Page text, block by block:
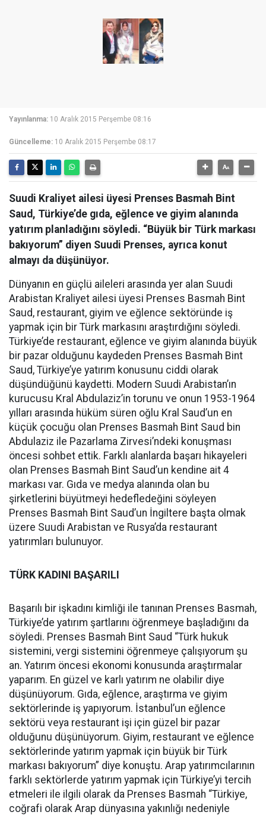
Yayınlanma: 10 Aralık 2015 Perşembe 08:16
Güncelleme: 10 Aralık 2015 Perşembe 08:17
Suudi Kraliyet ailesi üyesi Prenses Basmah Bint
Saud, Türkiye’de gıda, eğlence ve giyim alanında
yatırım planladığını söyledi. “Büyük bir Türk markası
bakıyorum” diyen Suudi Prenses, ayrıca konut
almayı da düşünüyor.
Dünyanın en güçlü aileleri arasında yer alan Suudi
Arabistan Kraliyet ailesi üyesi Prenses Basmah Bint
Saud, restaurant, giyim ve eğlence sektöründe iş
yapmak için bir Türk markasını araştırdığını söyledi.
Türkiye’de restaurant, eğlence ve giyim alanında büyük
bir pazar olduğunu kaydeden Prenses Basmah Bint
Saud, Türkiye’ye yatırım konusunu ciddi olarak
düşündüğünü kaydetti. Modern Suudi Arabistan’ın
kurucusu Kral Abdulaziz’in torunu ve onun 1953-1964
yılları arasında hüküm süren oğlu Kral Saud’un en
küçük çocuğu olan Prenses Basmah Bint Saud bin
Abdulaziz ile Pazarlama Zirvesi’ndeki konuşması
öncesi sohbet ettik. Farklı alanlarda başarı hikayeleri
olan Prenses Basmah Bint Saud’un kendine ait 4
markası var. Gıda ve medya alanında olan bu
şirketlerini büyütmeyi hedefledeğini söyleyen
Prenses Basmah Bint Saud’un İngiltere başta olmak
üzere Suudi Arabistan ve Rusya’da restaurant
yatırımları bulunuyor.
TÜRK KADINI BAŞARILI
Başarılı bir işkadını kimliği ile tanınan Prenses Basmah,
Türkiye’de yatırım şartlarını öğrenmeye başladığını da
söyledi. Prenses Basmah Bint Saud “Türk hukuk
sistemini, vergi sistemini öğrenmeye çalışıyorum şu
an. Yatırım öncesi ekonomi konusunda araştırmalar
yaparım. En güzel ve karlı yatırım ne olabilir diye
düşünüyorum. Gıda, eğlence, araştırma ve giyim
sektörlerinde iş yapıyorum. İstanbul’un eğlence
sektörü veya restaurant işi için güzel bir pazar
olduğunu düşünüyorum. Giyim, restaurant ve eğlence
sektörlerinde yatırım yapmak için büyük bir Türk
markası bakıyorum” diye konuştu. Arap yatırımcılarının
farklı sektörlerde yatırım yapmak için Türkiye’yi tercih
etmeleri ile ilgili olarak da Prenses Basmah “Türkiye,
coğrafi olarak Arap dünyasına yakınlığı nedeniyle